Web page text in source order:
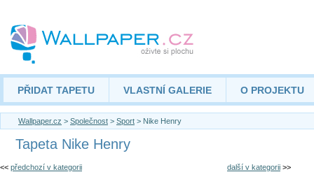
PŘIDAT TAPETU VLASTNÍ GALERIE O PROJEKTU
Wallpaper.cz > Společnost > Sport > Nike Henry
Tapeta Nike Henry
<< předchozí v kategorii další v kategorii >>